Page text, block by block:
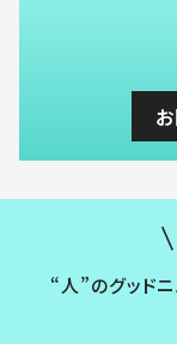
“人”のグッド